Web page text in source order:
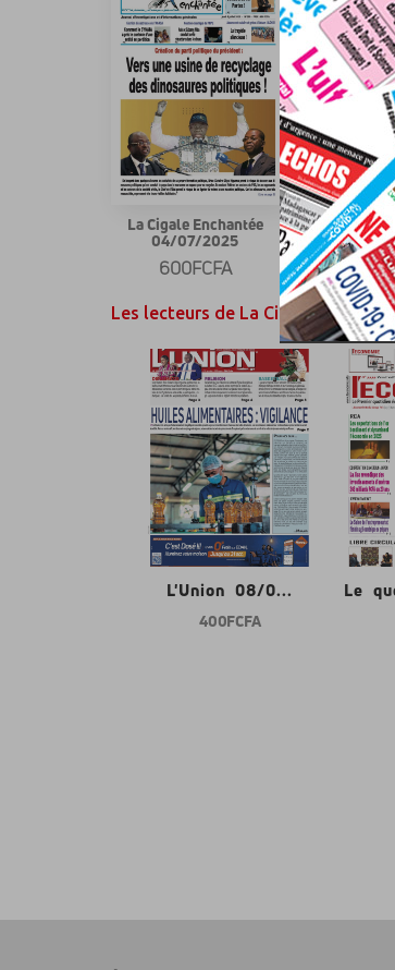
La Cigale Enchantée
04/07/2025
600FCFA
La Cigale
20/
Les lecteurs de La Cigale
L'Union 08/0...
400 FCFA
Le